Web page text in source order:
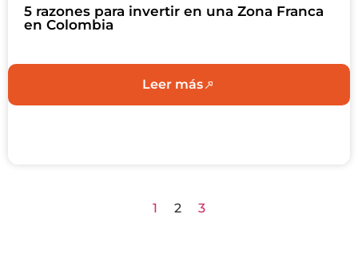
5 razones para invertir en una Zona Franca
en Colombia
Leer más
1 2 3